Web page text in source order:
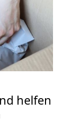
helfen